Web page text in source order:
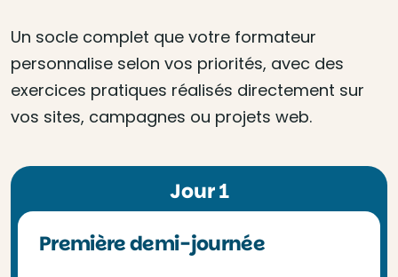
Un socle complet que votre formateur
personnalise selon vos priorités, avec des
exercices pratiques réalisés directement sur
vos sites, campagnes ou projets web.
Jour 1
Première demi-journée